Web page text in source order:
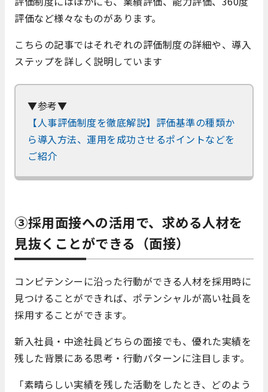
評価など様々なものがあります。
こちらの記事ではそれぞれの評価制度の詳細や、導入
ステップを詳しく説明しています
▼参考▼
【人事評価制度を徹底解説】評価基準の種類か
ら導入方法、運用を成功させるポイントなどを
ご紹介
③採用面接への活用で、求める人材を
見抜くことができる（面接）
コンピテンシーに沿った行動ができる人材を採用時に
見つけることができれば、ポテンシャルが高い社員を
採用することができます。
新入社員・中途社員どちらの面接でも、優れた実績を
残した背景にある思考・行動パターンに注目します。
「素晴らしい実績を残した活動をしたとき、どのよう